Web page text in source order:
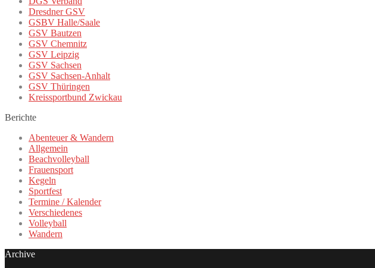
Dresdner GSV
GSBV Halle/Saale
GSV Bautzen
GSV Chemnitz
GSV Leipzig
GSV Sachsen
GSV Sachsen-Anhalt
GSV Thüringen
Kreissportbund Zwickau
Berichte
Abenteuer & Wandern
Allgemein
Beachvolleyball
Frauensport
Kegeln
Sportfest
Termine / Kalender
Verschiedenes
Volleyball
Wandern
Archive